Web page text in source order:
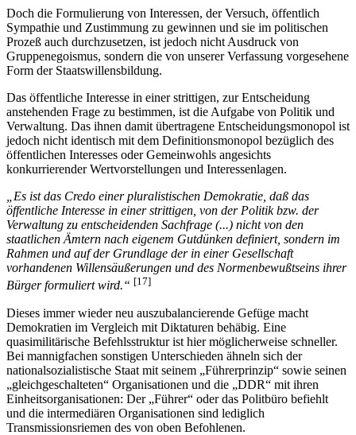
Doch die Formulierung von Interessen, der Versuch, öffentlich
Sympathie und Zustimmung zu gewinnen und sie im politischen
Prozeß auch durchzusetzen, ist jedoch nicht Ausdruck von
Gruppenegoismus, sondern die von unserer Verfassung vorgesehene
Form der Staatswillensbildung.
Das öffentliche Interesse in einer strittigen, zur Entscheidung
anstehenden Frage zu bestimmen, ist die Aufgabe von Politik und
Verwaltung. Das ihnen damit übertragene Entscheidungsmonopol ist
jedoch nicht identisch mit dem Definitionsmonopol bezüglich des
öffentlichen Interesses oder Gemeinwohls angesichts
konkurrierender Wertvorstellungen und Interessenlagen.
„Es ist das Credo einer pluralistischen Demokratie, daß das
öffentliche Interesse in einer strittigen, von der Politik bzw. der
Verwaltung zu entscheidenden Sachfrage (...) nicht von den
staatlichen Ämtern nach eigenem Gutdünken definiert, sondern im
Rahmen und auf der Grundlage der in einer Gesellschaft
vorhandenen Willensäußerungen und des Normenbewußtseins ihrer
Bürger formuliert wird.“ [17]
Dieses immer wieder neu auszubalancierende Gefüge macht
Demokratien im Vergleich mit Diktaturen behäbig. Eine
quasimilitärische Befehlsstruktur ist hier möglicherweise schneller.
Bei mannigfachen sonstigen Unterschieden ähneln sich der
nationalsozialistische Staat mit seinem „Führerprinzip“ sowie seinen
„gleichgeschalteten“ Organisationen und die „DDR“ mit ihren
Einheitsorganisationen: Der „Führer“ oder das Politbüro befiehlt
und die intermediären Organisationen sind lediglich
Transmissionsriemen des von oben Befohlenen.